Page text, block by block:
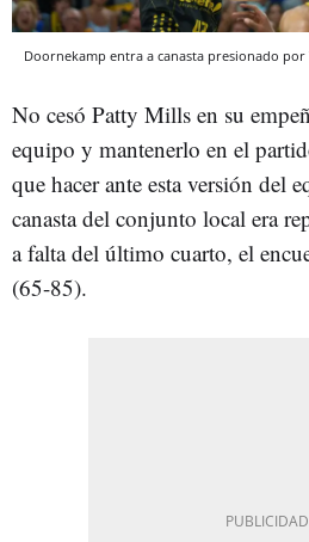
Doornekamp entra a canasta presionado por
No cesó Patty Mills en su
equipo y mantenerlo en el
que hacer ante esta versión del
canasta del conjunto local era
a falta del último cuarto, el
(65-85).